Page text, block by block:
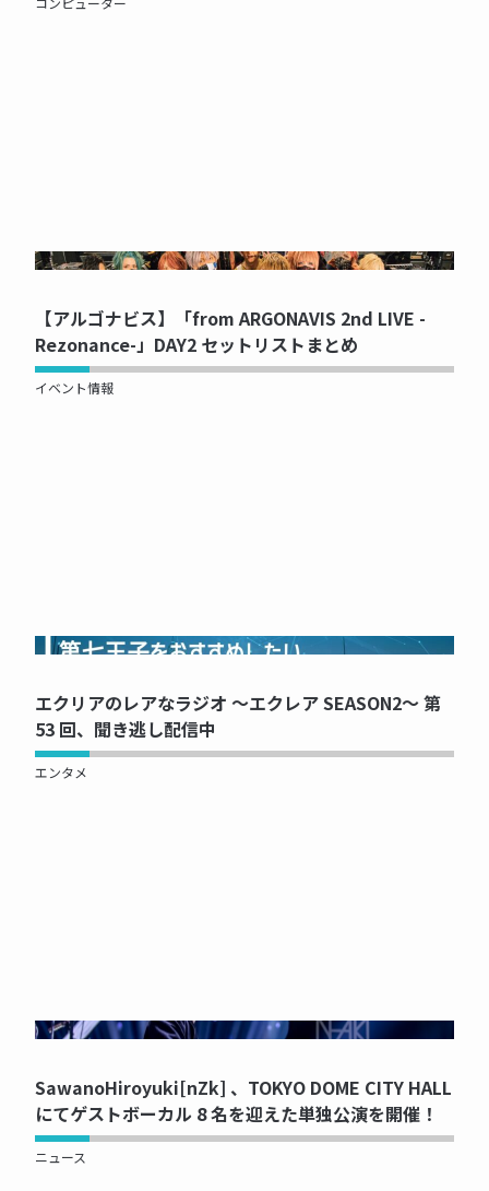
NOW PRINTING...
【アルゴナビス】「from ARGONAVIS 2nd LIVE -
Rezonance-」DAY2 セットリストまとめ
イベント情報
NOW PRINTING...
エクリアのレアなラジオ ～エクレア SEASON2～ 第
53 回、聞き逃し配信中
エンタメ
NOW PRINTING...
SawanoHiroyuki[nZk] 、TOKYO DOME CITY HALL
にてゲストボーカル 8 名を迎えた単独公演を開催！
ニュース